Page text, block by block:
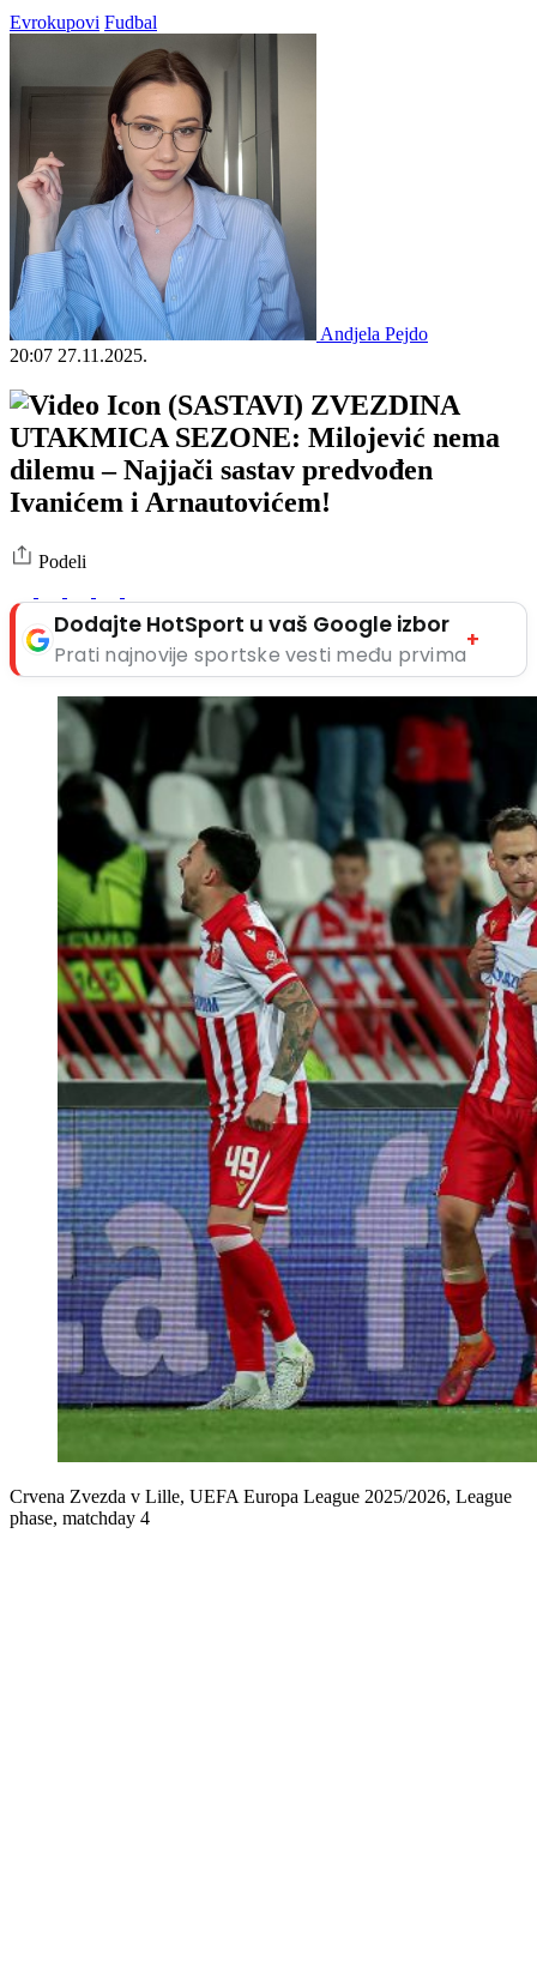
Evrokupovi Fudbal
Andjela Pejdo
20:07 27.11.2025.
(SASTAVI) ZVEZDINA
UTAKMICA SEZONE: Milojević nema
dilemu – Najjači sastav predvođen
Ivanićem i Arnautovićem!
Podeli
Dodajte HotSport u vaš Google izbor
Prati najnovije sportske vesti među prvima
+
Crvena Zvezda v Lille, UEFA Europa League 2025/2026, League
phase, matchday 4